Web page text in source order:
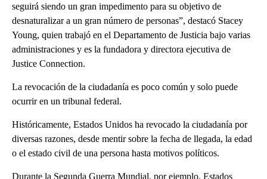
seguirá siendo un gran impedimento para su objetivo de
desnaturalizar a un gran número de personas”, destacó Stacey
Young, quien trabajó en el Departamento de Justicia bajo varias
administraciones y es la fundadora y directora ejecutiva de
Justice Connection.
La revocación de la ciudadanía es poco común y solo puede
ocurrir en un tribunal federal.
Históricamente, Estados Unidos ha revocado la ciudadanía por
diversas razones, desde mentir sobre la fecha de llegada, la edad
o el estado civil de una persona hasta motivos políticos.
Durante la Segunda Guerra Mundial, por ejemplo, Estados